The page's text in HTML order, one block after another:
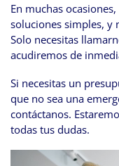
En muchas
soluciones simples, y
Solo necesitas
acudiremos de
Si necesitas un
que no sea una
contáctanos.
todas tus dudas.